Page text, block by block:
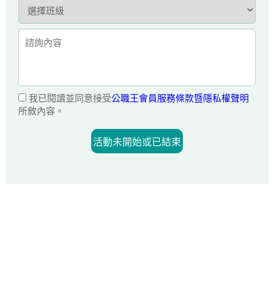
我已閱讀並同意接受公職王會員服務條款暨隱私權聲明
所敘內容。
活動未開始或已結束